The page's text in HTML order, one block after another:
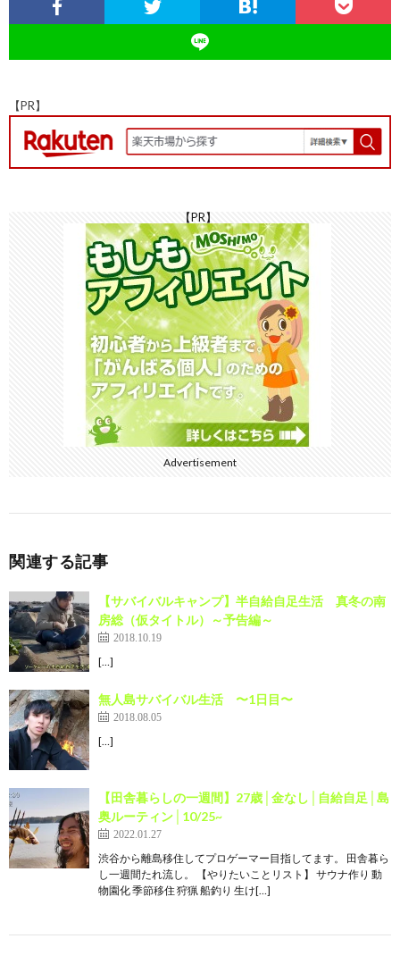
o
k
n
h
at
Li
n
【PR】
【PR】
Advertisement
関連する記事
【サバイバルキャンプ】半自給自足生活 真冬の南
房総（仮タイトル）～予告編～
2018.10.19
[…]
無人島サバイバル生活 〜1日目〜
2018.08.05
[…]
【田舎暮らしの一週間】27歳│金なし│自給自足│島
奥ルーティン│10/25~
2022.01.27
渋谷から離島移住してプロゲーマー目指してます。 田舎暮ら
し一週間たれ流し。 【やりたいことリスト】 サウナ作り 動
物園化 季節移住 狩猟 船釣り 生け[…]